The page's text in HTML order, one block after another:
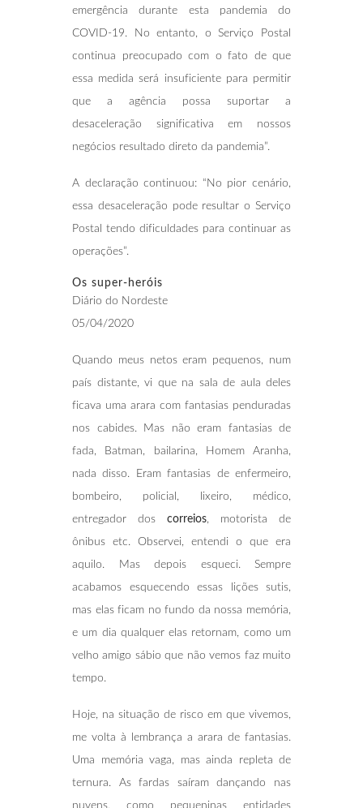
emergência durante esta pandemia do
COVID-19. No entanto, o Serviço Postal
continua preocupado com o fato de que
essa medida será insuficiente para permitir
que a agência possa suportar a
desaceleração significativa em nossos
negócios resultado direto da pandemia”.
A declaração continuou: “No pior cenário,
essa desaceleração pode resultar o Serviço
Postal tendo dificuldades para continuar as
operações”.
Os super-heróis
Diário do Nordeste
05/04/2020
Quando meus netos eram pequenos, num
país distante, vi que na sala de aula deles
ficava uma arara com fantasias penduradas
nos cabides. Mas não eram fantasias de
fada, Batman, bailarina, Homem Aranha,
nada disso. Eram fantasias de enfermeiro,
bombeiro, policial, lixeiro, médico,
entregador dos correios , motorista de
ônibus etc. Observei, entendi o que era
aquilo. Mas depois esqueci. Sempre
acabamos esquecendo essas lições sutis,
mas elas ficam no fundo da nossa memória,
e um dia qualquer elas retornam, como um
velho amigo sábio que não vemos faz muito
tempo.
Hoje, na situação de risco em que vivemos,
me volta à lembrança a arara de fantasias.
Uma memória vaga, mas ainda repleta de
ternura. As fardas saíram dançando nas
nuvens, como pequeninas entidades